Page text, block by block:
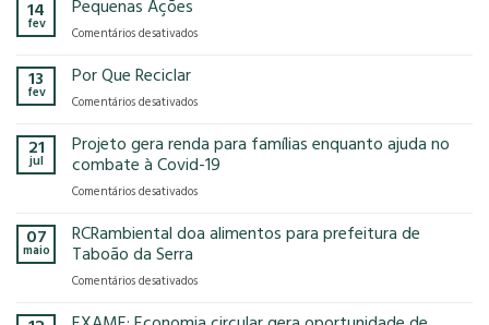
2025!
14
fev
Pequenas Ações
Comentários desativadosem
13
fev
Por Que Reciclar
Comentários desativadosem
Que
Reciclar
21
jul
Projeto gera renda para famílias enquanto ajuda no
combate à Covid-19
Comentários desativadosem
gera
famílias
ajuda
07
maio
RCRambiental doa alimentos para prefeitura de
Taboão da Serra
Comentários desativadosem
doa